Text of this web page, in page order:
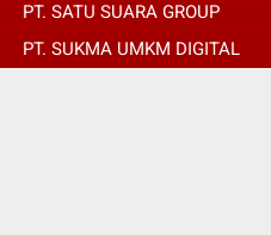
PT. SATU SUARA GROUP
PT. SUKMA UMKM DIGITAL